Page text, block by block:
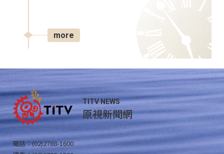
more
TITV NEWS
原視新聞網
電話：(02)2788-1600